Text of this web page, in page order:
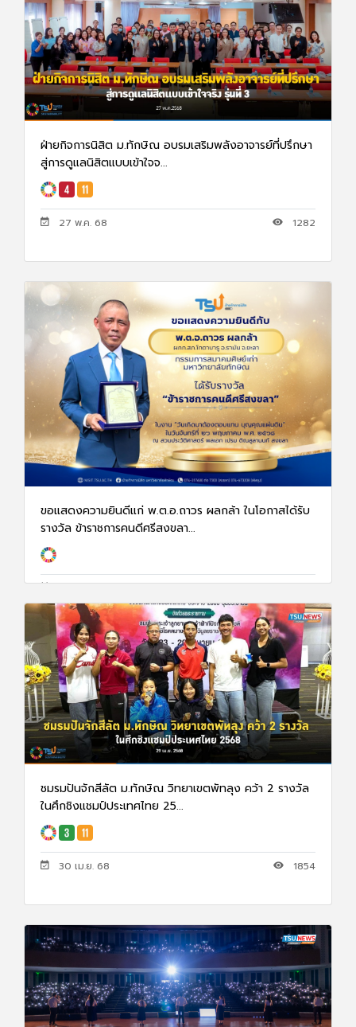
ฝ่ายกิจการนิสิต ม.ทักษิณ อบรมเสริมพลังอาจารย์ที่ปรึกษา
สู่การดูแลนิสิตแบบเข้าใจจ...
27 พ.ค. 68 1282
ขอแสดงความยินดีแก่ พ.ต.อ.ถาวร ผลกล้า ในโอกาสได้รับ
รางวัล ข้าราชการคนดีศรีสงขลา...
ชมรมปันจักสีลัต ม.ทักษิณ วิทยาเขตพัทลุง คว้า 2 รางวัล
ในศึกชิงแชมป์ประเทศไทย 25...
30 เม.ย. 68 1854